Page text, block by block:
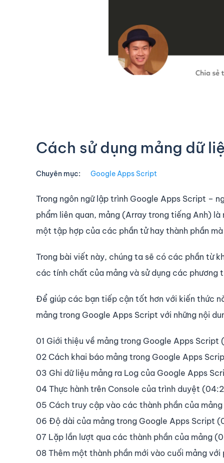
Cách sử dụng mảng dữ
Chuyên mục: Google Apps Script
Trong ngôn ngữ lập trình Google Apps Script –
phẩm liên quan, mảng (Array trong tiếng Anh)
một tập hợp của các phần tử hay thành phần
Trong bài viết này, chúng ta sẽ có các phần từ
các tính chất của mảng và sử dụng các
Để giúp các bạn tiếp cận tốt hơn với kiến thức
mảng trong Google Apps Script với những nội
01 Giới thiệu về mảng trong Google Apps
02 Cách khai báo mảng trong Google Apps
03 Ghi dữ liệu mảng ra Log của Google Apps
04 Thực hành trên Console của trình duyệt
05 Cách truy cập vào các thành phần của
06 Độ dài của mảng trong Google Apps Script
07 Lặp lần lượt qua các thành phần của mảng
08 Thêm một thành phần mới vào cuối mảng với